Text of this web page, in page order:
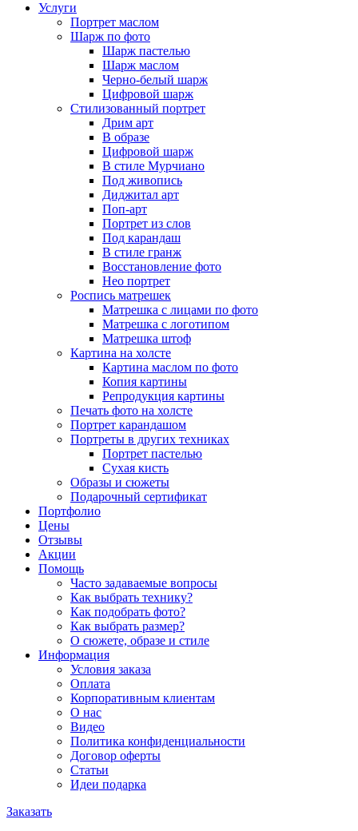
Услуги
Портрет маслом
Шарж по фото
Шарж пастелью
Шарж маслом
Черно-белый шарж
Цифровой шарж
Стилизованный портрет
Дрим арт
В образе
Цифровой шарж
В стиле Мурчиано
Под живопись
Диджитал арт
Поп-арт
Портрет из слов
Под карандаш
В стиле гранж
Восстановление фото
Нео портрет
Роспись матрешек
Матрешка с лицами по фото
Матрешка с логотипом
Матрешка штоф
Картина на холсте
Картина маслом по фото
Копия картины
Репродукция картины
Печать фото на холсте
Портрет карандашом
Портреты в других техниках
Портрет пастелью
Сухая кисть
Образы и сюжеты
Подарочный сертификат
Портфолио
Цены
Отзывы
Акции
Помощь
Часто задаваемые вопросы
Как выбрать технику?
Как подобрать фото?
Как выбрать размер?
О сюжете, образе и стиле
Информация
Условия заказа
Оплата
Корпоративным клиентам
О нас
Видео
Политика конфиденциальности
Договор оферты
Статьи
Идеи подарка
Заказать